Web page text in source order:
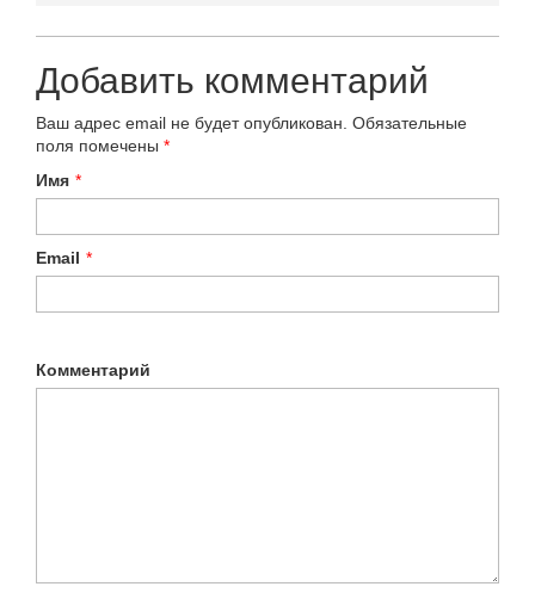
Добавить комментарий
Ваш адрес email не будет опубликован. Обязательные
поля помечены *
Имя *
Email *
Комментарий